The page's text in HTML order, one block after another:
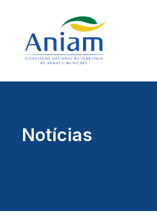
Notícias